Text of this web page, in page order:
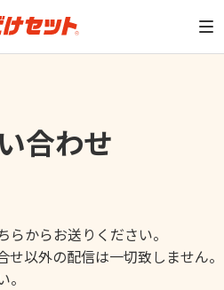
合わせ
からお送りください。
以外の配信は一切致しません。